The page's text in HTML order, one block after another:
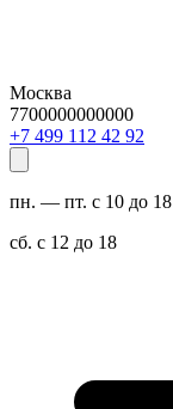
Москва
7700000000000
29 24 211 994 7+
пн. — пт. с 10 до 18
сб. с 12 до 18